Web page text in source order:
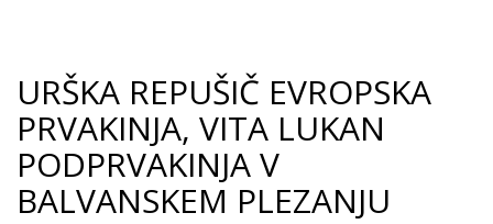
URŠKA REPUŠIČ EVROPSKA
PRVAKINJA, VITA LUKAN
PODPRVAKINJA V
BALVANSKEM PLEZANJU